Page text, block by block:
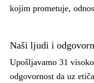
kojim prometuje,
Naši ljudi i
Upošljavamo 31
odgovornost da uz